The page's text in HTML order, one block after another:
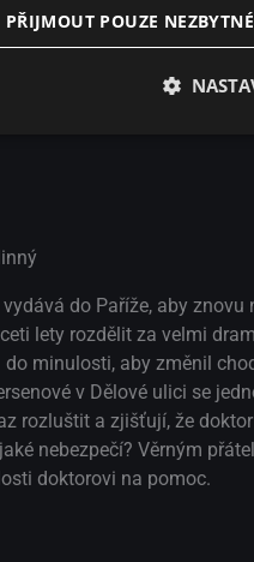
do Paříže, aby
lety rozdělit za velmi
minulosti, aby změnil
v Dělové ulici se
rozluštit a zjišťují, že
nebezpečí? Věrným
doktorovi na pomoc.
PŘIJMOUT POUZE NEZBYTNÉ